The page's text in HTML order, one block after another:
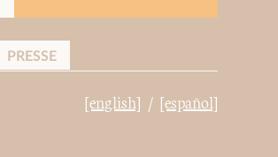
PRESSE
[english] [español]